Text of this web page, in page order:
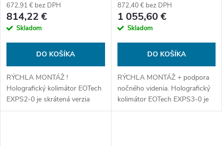
672,91 € bez DPH
814,22 €
Skladom
DO KOŠÍKA
RÝCHLA MONTÁŽ !
Holografický kolimátor EOTech
EXPS2-0 je skrátená verzia
jedného z najpoužívanejších
872,40 € bez DPH
1 055,60 €
Skladom
DO KOŠÍKA
RÝCHLA MONTÁŽ + podpora
nočného videnia. Holografický
kolimátor EOTech EXPS3-0 je
skrátená verzia jedného z